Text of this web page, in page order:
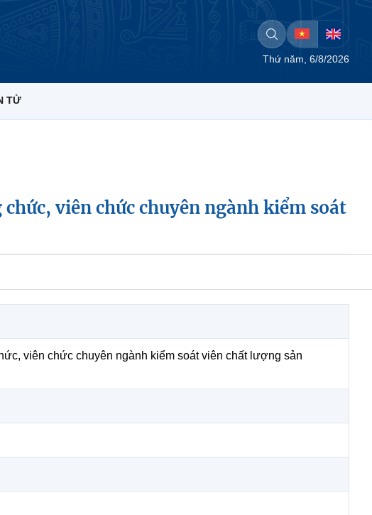
Thứ năm, 6/8/2026
TỬ
viên chức chuyên ngành kiểm soát
viên chức chuyên ngành kiểm soát viên chất lượng sản